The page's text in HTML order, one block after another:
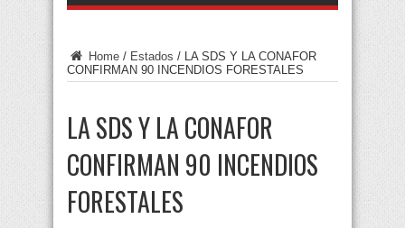
Home / Estados / LA SDS Y LA CONAFOR
CONFIRMAN 90 INCENDIOS FORESTALES
LA SDS Y LA CONAFOR
CONFIRMAN 90 INCENDIOS
FORESTALES